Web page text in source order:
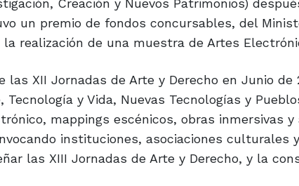
Creación y Nuevos Patrimonios)
un premio de fondos concursables, del
realización de una muestra de Artes
las XII Jornadas de Arte y Derecho en Junio
y Vida, Nuevas Tecnologías y
mappings escénicos, obras inmersivas
instituciones, asociaciones culturales
las XIII Jornadas de Arte y Derecho, y la